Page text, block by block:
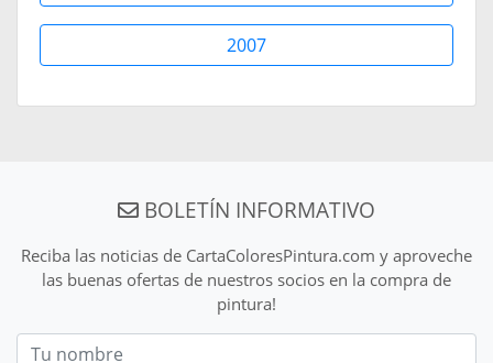
2007
BOLETÍN INFORMATIVO
Reciba las noticias de CartaColoresPintura.com y aproveche
las buenas ofertas de nuestros socios en la compra de
pintura!
Nom